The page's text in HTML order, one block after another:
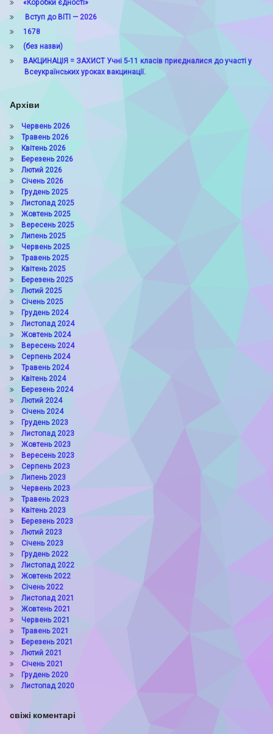
«Коробки єдності»
Вступ до ВІТІ — 2026
1678
(без назви)
ВАКЦИНАЦІЯ = ЗАХИСТ Учні 5-11 класів приєдналися до участі у
Всеукраїнських уроках вакцинації.
Архіви
Червень 2026
Травень 2026
Квітень 2026
Березень 2026
Лютий 2026
Січень 2026
Грудень 2025
Листопад 2025
Жовтень 2025
Вересень 2025
Липень 2025
Червень 2025
Травень 2025
Квітень 2025
Березень 2025
Лютий 2025
Січень 2025
Грудень 2024
Листопад 2024
Жовтень 2024
Вересень 2024
Серпень 2024
Травень 2024
Квітень 2024
Березень 2024
Лютий 2024
Січень 2024
Грудень 2023
Листопад 2023
Жовтень 2023
Вересень 2023
Серпень 2023
Липень 2023
Червень 2023
Травень 2023
Квітень 2023
Березень 2023
Лютий 2023
Січень 2023
Грудень 2022
Листопад 2022
Жовтень 2022
Січень 2022
Листопад 2021
Жовтень 2021
Червень 2021
Травень 2021
Березень 2021
Лютий 2021
Січень 2021
Грудень 2020
Листопад 2020
свіжі коментарі